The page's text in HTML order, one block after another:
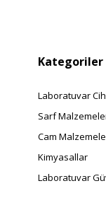
Kategoriler
Laboratuvar
Sarf
Cam
Kimyasallar
Laboratuvar